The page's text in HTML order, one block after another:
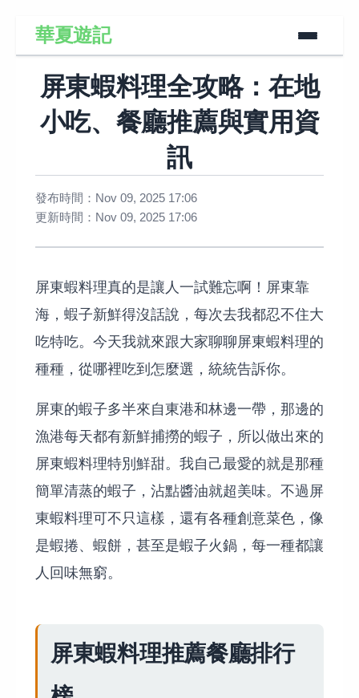
華夏遊記
屏東蝦料理全攻略：在地
小吃、餐廳推薦與實用資
訊
發布時間：Nov 09, 2025 17:06
更新時間：Nov 09, 2025 17:06
屏東蝦料理真的是讓人一試難忘啊！屏東靠
海，蝦子新鮮得沒話說，每次去我都忍不住大
吃特吃。今天我就來跟大家聊聊屏東蝦料理的
種種，從哪裡吃到怎麼選，統統告訴你。
屏東的蝦子多半來自東港和林邊一帶，那邊的
漁港每天都有新鮮捕撈的蝦子，所以做出來的
屏東蝦料理特別鮮甜。我自己最愛的就是那種
簡單清蒸的蝦子，沾點醬油就超美味。不過屏
東蝦料理可不只這樣，還有各種創意菜色，像
是蝦捲、蝦餅，甚至是蝦子火鍋，每一種都讓
人回味無窮。
屏東蝦料理推薦餐廳排行